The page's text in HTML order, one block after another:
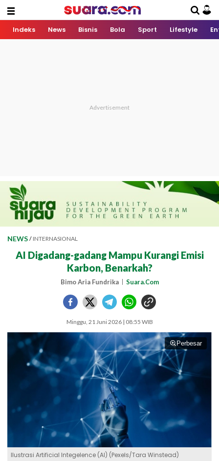
Indeks News Bisnis Bola Sport Lifestyle
NEWS / INTERNASIONAL
AI Digadang-gadang Mampu Kurangi Emisi
Karbon, Benarkah?
Bimo Aria Fundrika Suara.Com
Minggu, 21 Juni 2026 | 08:55 WIB
Perbesar
Ilustrasi Artificial Integelence (AI) (Pexels/Tara Winstead)